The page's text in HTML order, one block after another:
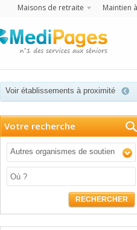
Maisons de retraite Maintien
Voir établissements à proximité
Votre recherche
Autres organismes de soutien
RECHERCHER